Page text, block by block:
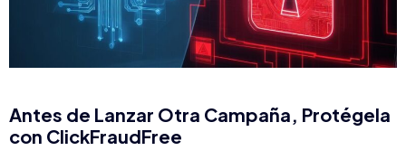
Antes de Lanzar Otra Campaña, Protégela
con ClickFraudFree